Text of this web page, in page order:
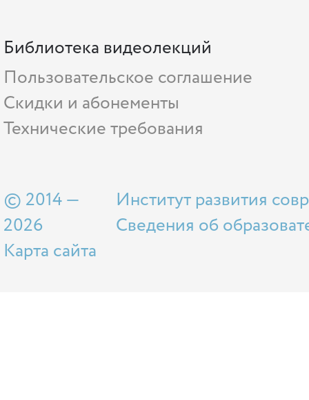
Библиотека видеолекций
Пользовательское соглашение
Скидки и абонементы
Технические требования
© 2014 —
2026
Карта сайта
Институт развития
Сведения об